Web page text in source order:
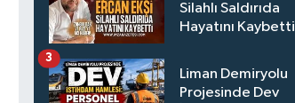
Silahlı Saldırıda
Hayatını Kaybetti
Liman Demiryolu
Projesinde Dev
3